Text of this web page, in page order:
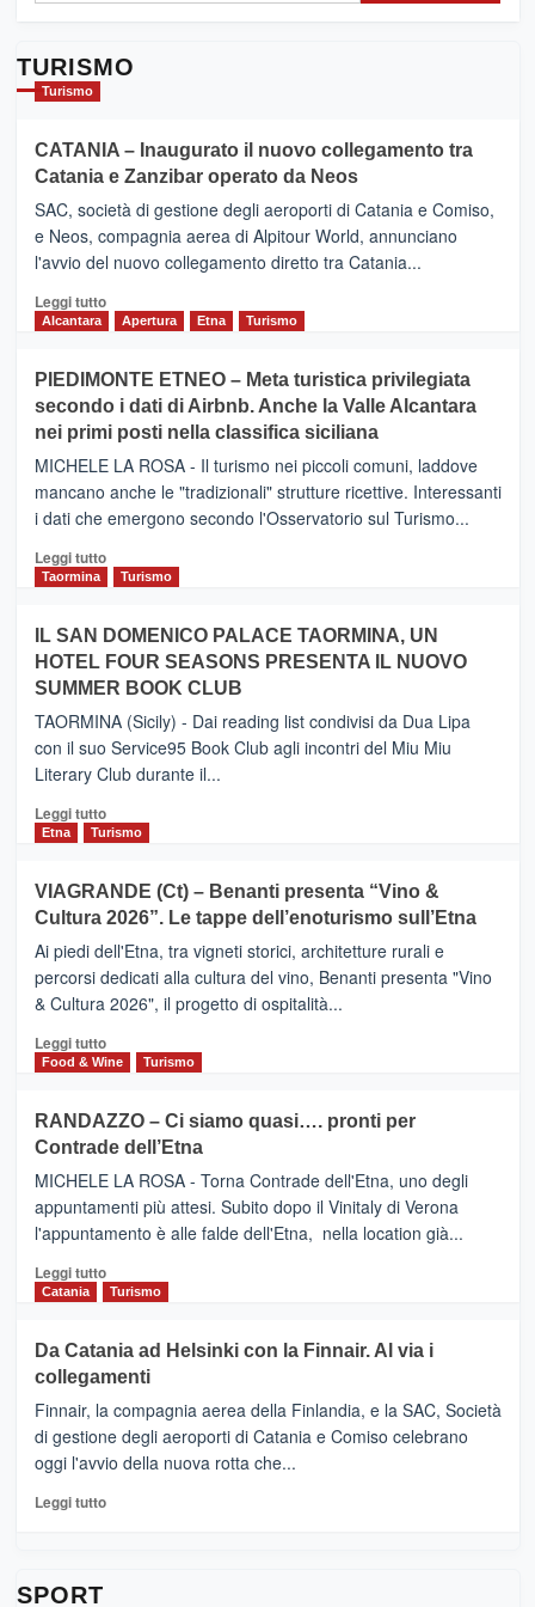
TURISMO
Turismo
CATANIA – Inaugurato il nuovo collegamento tra
Catania e Zanzibar operato da Neos
SAC, società di gestione degli aeroporti di Catania e Comiso,
e Neos, compagnia aerea di Alpitour World, annunciano
l'avvio del nuovo collegamento diretto tra Catania...
Leggi tuttoLeggi
CATANIA
–
Inaugurato
il
nuovo
collegamento
tra
e
Zanzibar
da
Neos
Alcantara Apertura Etna Turismo
PIEDIMONTE ETNEO – Meta turistica privilegiata
secondo i dati di Airbnb. Anche la Valle Alcantara
nei primi posti nella classifica siciliana
MICHELE LA ROSA - Il turismo nei piccoli comuni, laddove
mancano anche le "tradizionali" strutture ricettive. Interessanti
i dati che emergono secondo l'Osservatorio sul Turismo...
Leggi tuttoLeggi
PIEDIMONTE
ETNEO
–
Meta
turistica
privilegiata
secondo
dati
di
Anche
la
Alcantara
nei
primi
nella
classifica
Taormina Turismo
IL SAN DOMENICO PALACE TAORMINA, UN
HOTEL FOUR SEASONS PRESENTA IL NUOVO
SUMMER BOOK CLUB
TAORMINA (Sicily) - Dai reading list condivisi da Dua Lipa
con il suo Service95 Book Club agli incontri del Miu Miu
Literary Club durante il...
Leggi tuttoLeggi
di
IL
SAN
DOMENICO
PALACE
TAORMINA,
UN
HOTEL
FOUR
IL
NUOVO
SUMMER
CLUB
Etna Turismo
VIAGRANDE (Ct) – Benanti presenta “Vino &
Cultura 2026”. Le tappe dell’enoturismo sull’Etna
Ai piedi dell'Etna, tra vigneti storici, architetture rurali e
percorsi dedicati alla cultura del vino, Benanti presenta "Vino
& Cultura 2026", il progetto di ospitalità...
Leggi tuttoLeggi
di
VIAGRANDE
(Ct)
–
Benanti
presenta
“Vino
&
Cultura
tappe
dell’enoturismo
Food & Wine Turismo
RANDAZZO – Ci siamo quasi…. pronti per
Contrade dell’Etna
MICHELE LA ROSA - Torna Contrade dell'Etna, uno degli
appuntamenti più attesi. Subito dopo il Vinitaly di Verona
l'appuntamento è alle falde dell'Etna, nella location già...
Leggi tuttoLeggi
di
RANDAZZO
–
Ci
siamo
quasi….
pronti
per
Catania Turismo
Da Catania ad Helsinki con la Finnair. Al via i
collegamenti
Finnair, la compagnia aerea della Finlandia, e la SAC, Società
di gestione degli aeroporti di Catania e Comiso celebrano
oggi l'avvio della nuova rotta che...
Leggi tuttoLeggi
SPORT